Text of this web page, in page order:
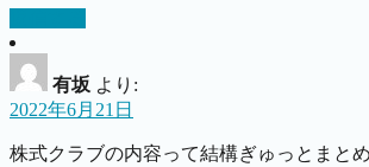
有坂 より:
2022年6月21日
株式クラブの内容って結構ぎゅっとまと